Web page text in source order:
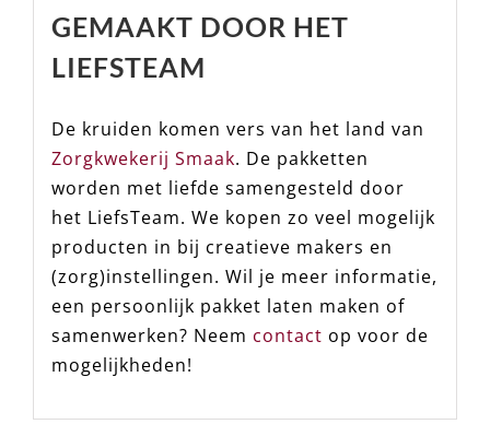
GEMAAKT DOOR HET
LIEFSTEAM
De kruiden komen vers van het land van
Zorgkwekerij Smaak. De pakketten
worden met liefde samengesteld door
het LiefsTeam. We kopen zo veel mogelijk
producten in bij creatieve makers en
(zorg)instellingen. Wil je meer informatie,
een persoonlijk pakket laten maken of
samenwerken? Neem contact op voor de
mogelijkheden!